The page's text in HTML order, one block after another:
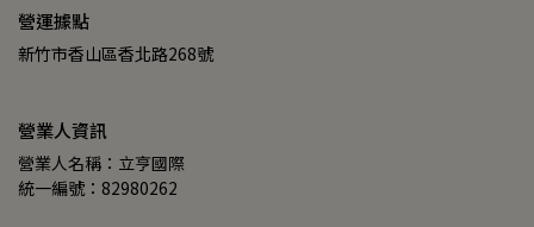
營運據點
新竹市香山區香北路268號
營業人資訊
營業人名稱：立亨國際
統一編號：82980262